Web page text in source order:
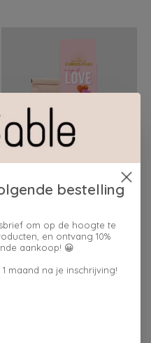
Curiositeas A CUP OF
€12,95
bestelling
om op de hoogte te
en ontvang 10%
aankoop! 😀
maand na je inschrijving!